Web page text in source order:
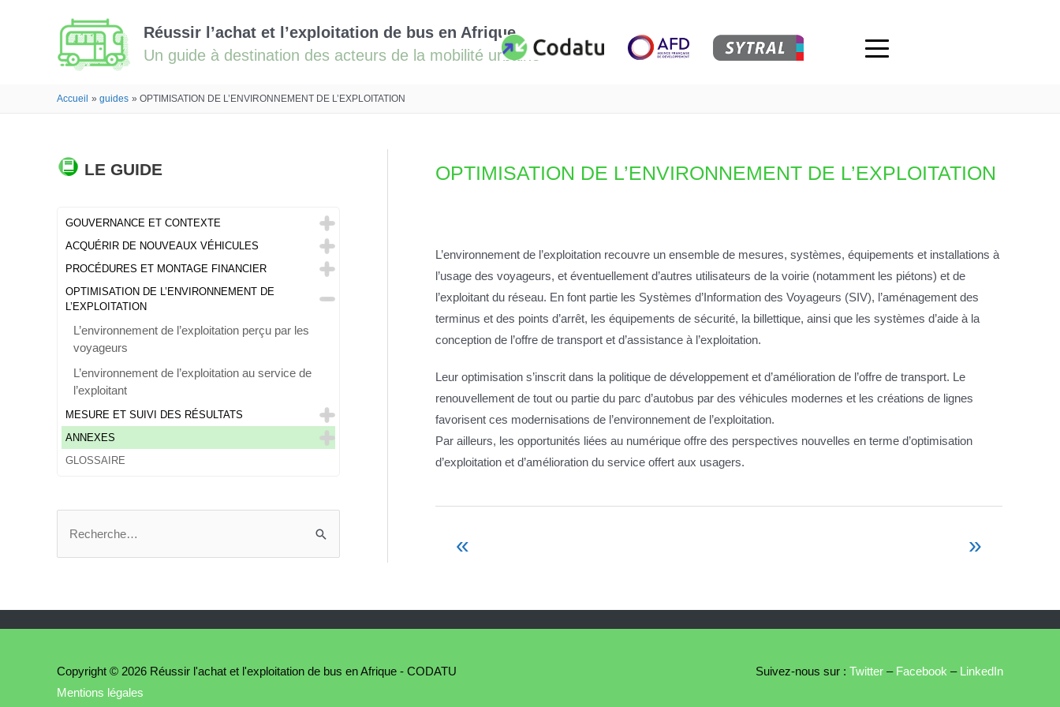
Réussir l’achat et l’exploitation de bus en Afrique
Accueil guides OPTIMISATION DE L’ENVIRONNEMENT DE L’EXPLOITATION
LE GUIDE
GOUVERNANCE ET CONTEXTE
ACQUÉRIR DE NOUVEAUX VÉHICULES
PROCÉDURES ET MONTAGE FINANCIER
OPTIMISATION DE L’ENVIRONNEMENT DE
L’EXPLOITATION
L’environnement de l’exploitation perçu par les
voyageurs
L’environnement de l’exploitation au service de
l’exploitant
MESURE ET SUIVI DES RÉSULTATS
ANNEXES
GLOSSAIRE
h
OPTIMISATION DE L’ENVIRONNEMENT DE L’EXPLOITATION
L’environnement de l’exploitation recouvre un ensemble de mesures, systèmes, équipements et installations à
l’usage des voyageurs, et éventuellement d’autres utilisateurs de la voirie (notamment les piétons) et de
l’exploitant du réseau. En font partie les Systèmes d’Information des Voyageurs (SIV), l’aménagement des
terminus et des points d’arrêt, les équipements de sécurité, la billettique, ainsi que les systèmes d’aide à la
conception de l’offre de transport et d’assistance à l’exploitation.
Leur optimisation s’inscrit dans la politique de développement et d’amélioration de l’offre de transport. Le
renouvellement de tout ou partie du parc d’autobus par des véhicules modernes et les créations de lignes
favorisent ces modernisations de l’environnement de l’exploitation.
Par ailleurs, les opportunités liées au numérique offre des perspectives nouvelles en terme d’optimisation
d’exploitation et d’amélioration du service offert aux usagers.
Navigation
« »
Copyright © 2026 Réussir l'achat et l'exploitation de bus en Afrique - CODATU
Mentions légales
Suivez-nous sur : Twitter – Facebook – LinkedIn